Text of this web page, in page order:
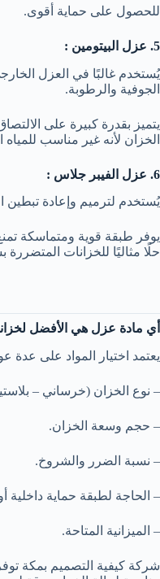
للحصول على حماية أقوى.
5. عزل البيتومين :
يُستخدم غالبًا في العزل
الجوفية والرطوبة.
يتميز بقدرة كبيرة على
الخزان لأنه غير مناسب
6. عزل الفيبر جلاس :
يُستخدم لترميم وإعادة تبطين
يوفر طبقة قوية ومتماسكة
حلًا مثاليًا للخزانات المتضررة
أي مادة عزل هي الأفضل
يعتمد اختيار المواد على عدة
– نوع الخزان (خرساني –
– حجم وسعة الخزان.
– نسبة الضرر والشروخ.
– الحاجة لطبقة حماية داخلية
– الميزانية المتاحة.
شركة كيفية التصميم بمكة